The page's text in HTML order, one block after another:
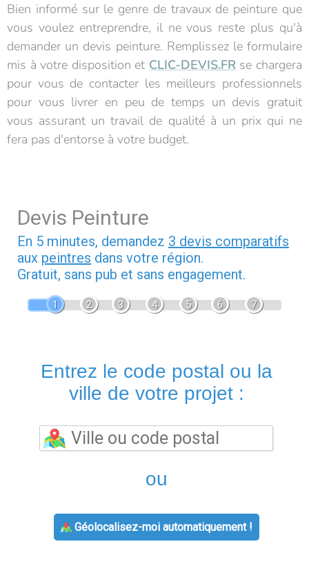
Bien informé sur le genre de travaux de peinture que
vous voulez entreprendre, il ne vous reste plus qu'à
demander un devis peinture. Remplissez le formulaire
mis à votre disposition et CLIC-DEVIS.FRse chargera
pour vous de contacter les meilleurs professionnels
pour vous livrer en peu de temps un devis gratuit
vous assurant un travail de qualité à un prix qui ne
fera pas d'entorse à votre budget.
Devis Peinture
En 5 minutes, demandez 3 devis comparatifs
aux peintres dans votre région.
Gratuit, sans pub et sans engagement.
1 2 3 4 5 6 7
Entrez le code postal ou la
ville de votre projet :
ou
Géolocalisez-moi automatiquement !